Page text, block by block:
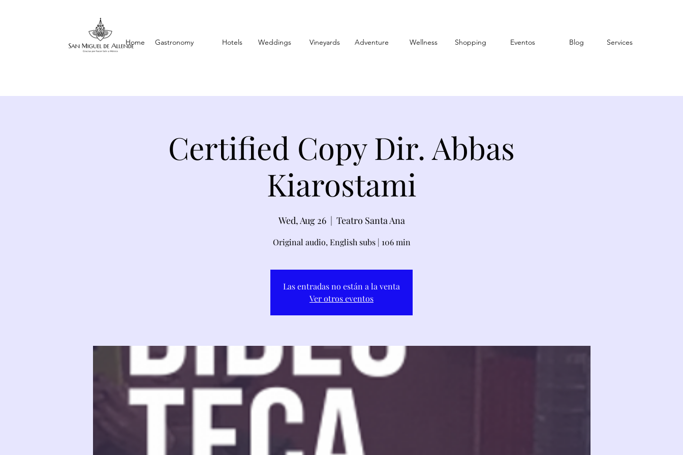
Home Gastronomy Hotels Weddings Vineyards Adventure Wellness Shopping Eventos Blog Services
Certified Copy Dir. Abbas
Kiarostami
Wed, Aug 26
  |
Teatro Santa Ana
Original audio, English subs | 106 min
Las entradas no están a la venta
Ver otros eventos